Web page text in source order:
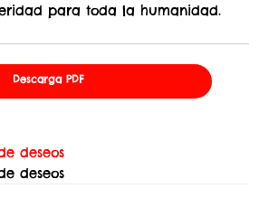
para toda la humanidad.
Descarga PDF
deseos
deseos